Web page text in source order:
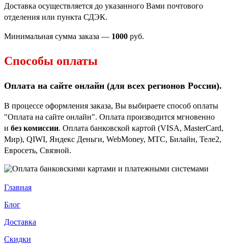
Доставка осуществляется до указанного Вами почтового
отделения или пункта СДЭК.
Минимальная сумма заказа — 1000 руб.
Способы оплаты
Оплата на сайте онлайн (для всех регионов России).
В процессе оформления заказа, Вы выбираете способ оплаты
"Оплата на сайте онлайн". Оплата производится мгновенно
и без комиссии. Оплата банковской картой (VISA, MasterCard,
Мир), QIWI, Яндекс Деньги, WebMoney, МТС, Билайн, Теле2,
Евросеть, Связной.
Главная
Блог
Доставка
Скидки